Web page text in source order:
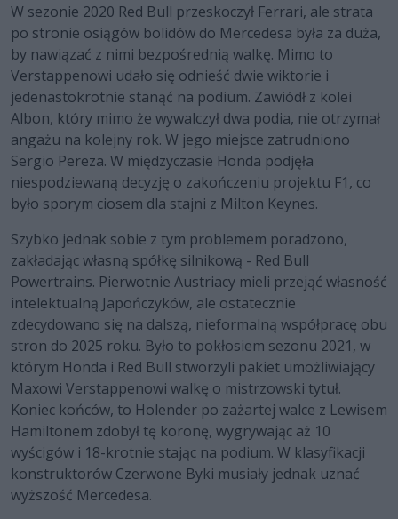
W sezonie 2020 Red Bull przeskoczył Ferrari, ale strata
po stronie osiągów bolidów do Mercedesa była za duża,
by nawiązać z nimi bezpośrednią walkę. Mimo to
Verstappenowi udało się odnieść dwie wiktorie i
jedenastokrotnie stanąć na podium. Zawiódł z kolei
Albon, który mimo że wywalczył dwa podia, nie otrzymał
angażu na kolejny rok. W jego miejsce zatrudniono
Sergio Pereza. W międzyczasie Honda podjęła
niespodziewaną decyzję o zakończeniu projektu F1, co
było sporym ciosem dla stajni z Milton Keynes.
Szybko jednak sobie z tym problemem poradzono,
zakładając własną spółkę silnikową - Red Bull
Powertrains. Pierwotnie Austriacy mieli przejąć własność
intelektualną Japończyków, ale ostatecznie
zdecydowano się na dalszą, nieformalną współpracę obu
stron do 2025 roku. Było to pokłosiem sezonu 2021, w
którym Honda i Red Bull stworzyli pakiet umożliwiający
Maxowi Verstappenowi walkę o mistrzowski tytuł.
Koniec końców, to Holender po zażartej walce z Lewisem
Hamiltonem zdobył tę koronę, wygrywając aż 10
wyścigów i 18-krotnie stając na podium. W klasyfikacji
konstruktorów Czerwone Byki musiały jednak uznać
wyższość Mercedesa.